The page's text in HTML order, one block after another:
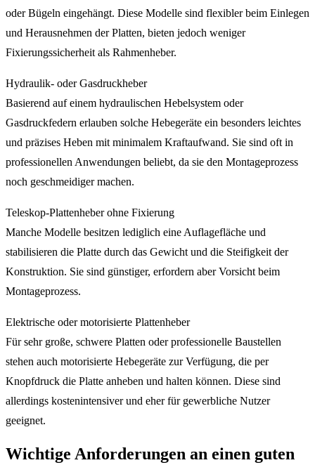
oder Bügeln eingehängt. Diese Modelle sind flexibler beim Einlegen
und Herausnehmen der Platten, bieten jedoch weniger
Fixierungssicherheit als Rahmenheber.
Hydraulik- oder Gasdruckheber
Basierend auf einem hydraulischen Hebelsystem oder
Gasdruckfedern erlauben solche Hebegeräte ein besonders leichtes
und präzises Heben mit minimalem Kraftaufwand. Sie sind oft in
professionellen Anwendungen beliebt, da sie den Montageprozess
noch geschmeidiger machen.
Teleskop-Plattenheber ohne Fixierung
Manche Modelle besitzen lediglich eine Auflagefläche und
stabilisieren die Platte durch das Gewicht und die Steifigkeit der
Konstruktion. Sie sind günstiger, erfordern aber Vorsicht beim
Montageprozess.
Elektrische oder motorisierte Plattenheber
Für sehr große, schwere Platten oder professionelle Baustellen
stehen auch motorisierte Hebegeräte zur Verfügung, die per
Knopfdruck die Platte anheben und halten können. Diese sind
allerdings kostenintensiver und eher für gewerbliche Nutzer
geeignet.
Wichtige Anforderungen an einen guten